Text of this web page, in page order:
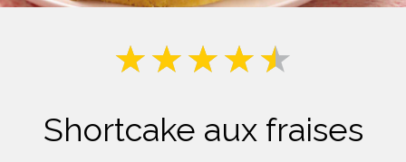
Shortcake aux fraises